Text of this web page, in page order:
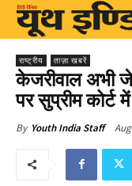
राष्ट्रीय ताज़ा खबरें
केजरीवाल अभी
पर सुप्रीम कोर्ट
By Youth India Staff